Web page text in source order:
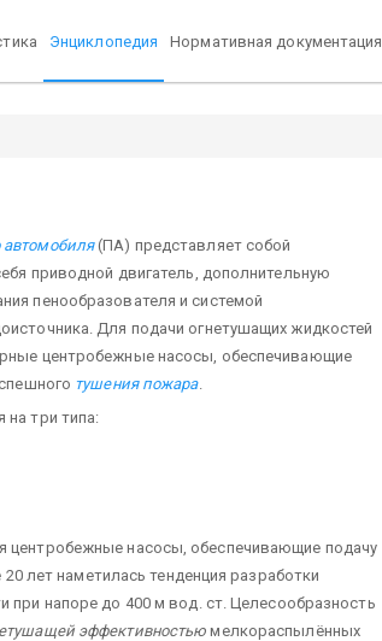
Энциклопедия Нормативная документация
автомобиля(ПА) представляет собой
приводной двигатель, дополнительную
пенообразователя и системой
Для подачи огнетушащих жидкостей
центробежные насосы, обеспечивающие
тушения пожара.
три типа:
центробежные насосы, обеспечивающие подачу
лет наметилась тенденция разработки
напоре до 400 м вод. ст. Целесообразность
эффективностью мелкораспылённых